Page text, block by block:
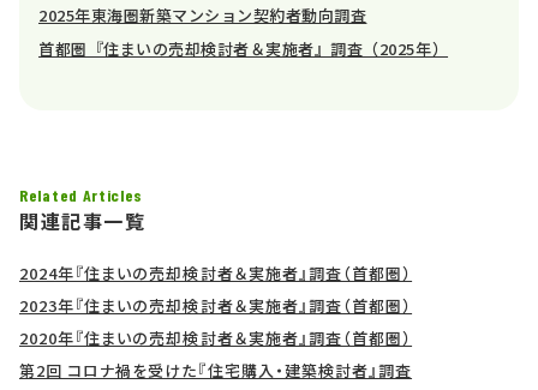
2025年東海圏新築マンション契約者動向調査
首都圏『住まいの売却検討者＆実施者』調査（2025年）
Related Articles
関連記事一覧
2024年『住まいの売却検討者＆実施者』調査（首都圏）
2023年『住まいの売却検討者＆実施者』調査（首都圏）
2020年『住まいの売却検討者＆実施者』調査（首都圏）
第2回 コロナ禍を受けた『住宅購入・建築検討者』調査